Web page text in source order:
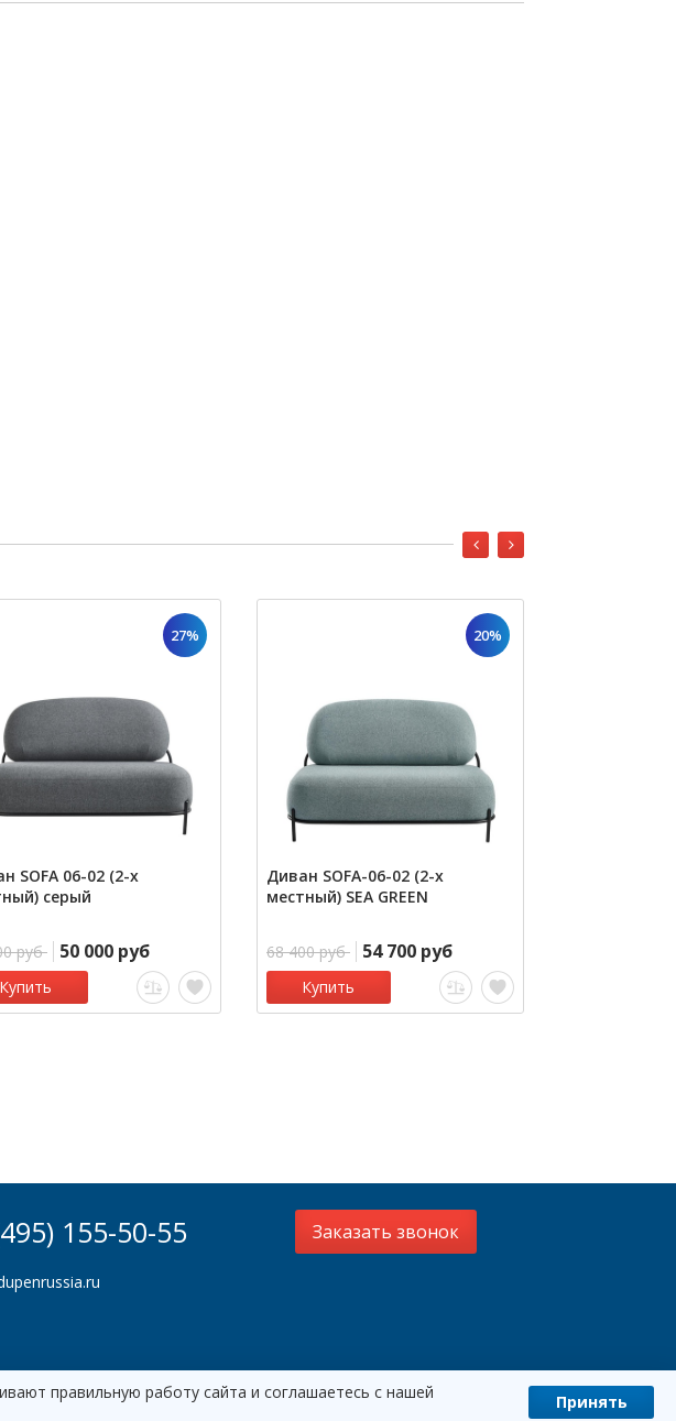
27%
SOFA 06-02 (2-х
серый
руб 50 000 руб
Купить
20%
Диван SOFA-06-02 (2-х
местный) SEA GREEN
68 400 руб 54 700 руб
Купить
155-50-55 Заказать звонок
правильную работу сайта и соглашаетесь с нашей
Принять